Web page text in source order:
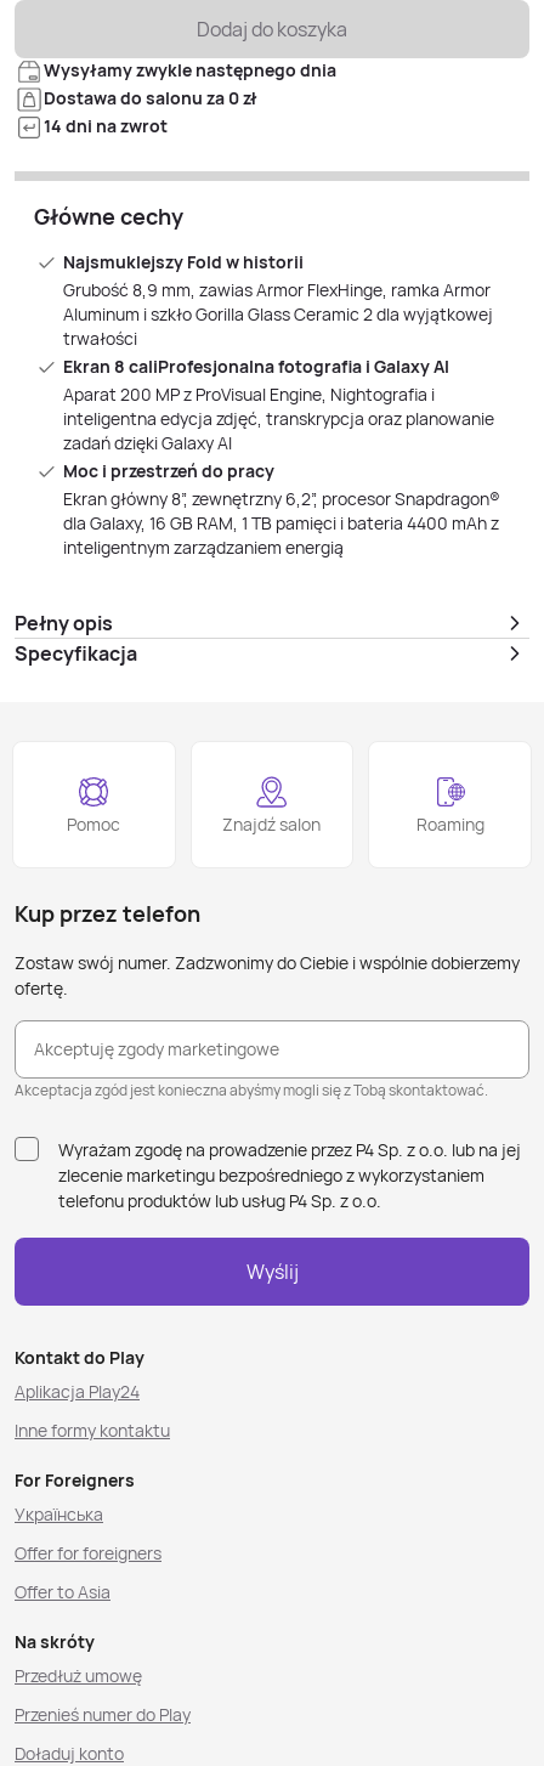
Dodaj do koszyka
Wysyłamy zwykle następnego dnia
Dostawa do salonu za 0 zł
14 dni na zwrot
Główne cechy
Najsmuklejszy Fold w historii
Grubość 8,9 mm, zawias Armor FlexHinge, ramka Armor
Aluminum i szkło Gorilla Glass Ceramic 2 dla wyjątkowej
trwałości
Ekran 8 caliProfesjonalna fotografia i Galaxy AI
Aparat 200 MP z ProVisual Engine, Nightografia i
inteligentna edycja zdjęć, transkrypcja oraz planowanie
zadań dzięki Galaxy AI
Moc i przestrzeń do pracy
Ekran główny 8”, zewnętrzny 6,2”, procesor Snapdragon®
dla Galaxy, 16 GB RAM, 1 TB pamięci i bateria 4400 mAh z
inteligentnym zarządzaniem energią
Pełny opis
Specyfikacja
Pomoc Znajdź salon Roaming
Kup przez telefon
Zostaw swój numer. Zadzwonimy do Ciebie i wspólnie dobierzemy
ofertę.
Akceptuję zgody marketingowe
Akceptacja zgód jest konieczna abyśmy mogli się z Tobą skontaktować.
Wyrażam zgodę na prowadzenie przez P4 Sp. z o.o. lub na jej
zlecenie marketingu bezpośredniego z wykorzystaniem
telefonu produktów lub usług P4 Sp. z o.o.
Wyślij
Kontakt do Play
Aplikacja Play24
Inne formy kontaktu
For Foreigners
Українська
Offer for foreigners
Offer to Asia
Na skróty
Przedłuż umowę
Przenieś numer do Play
Doładuj konto